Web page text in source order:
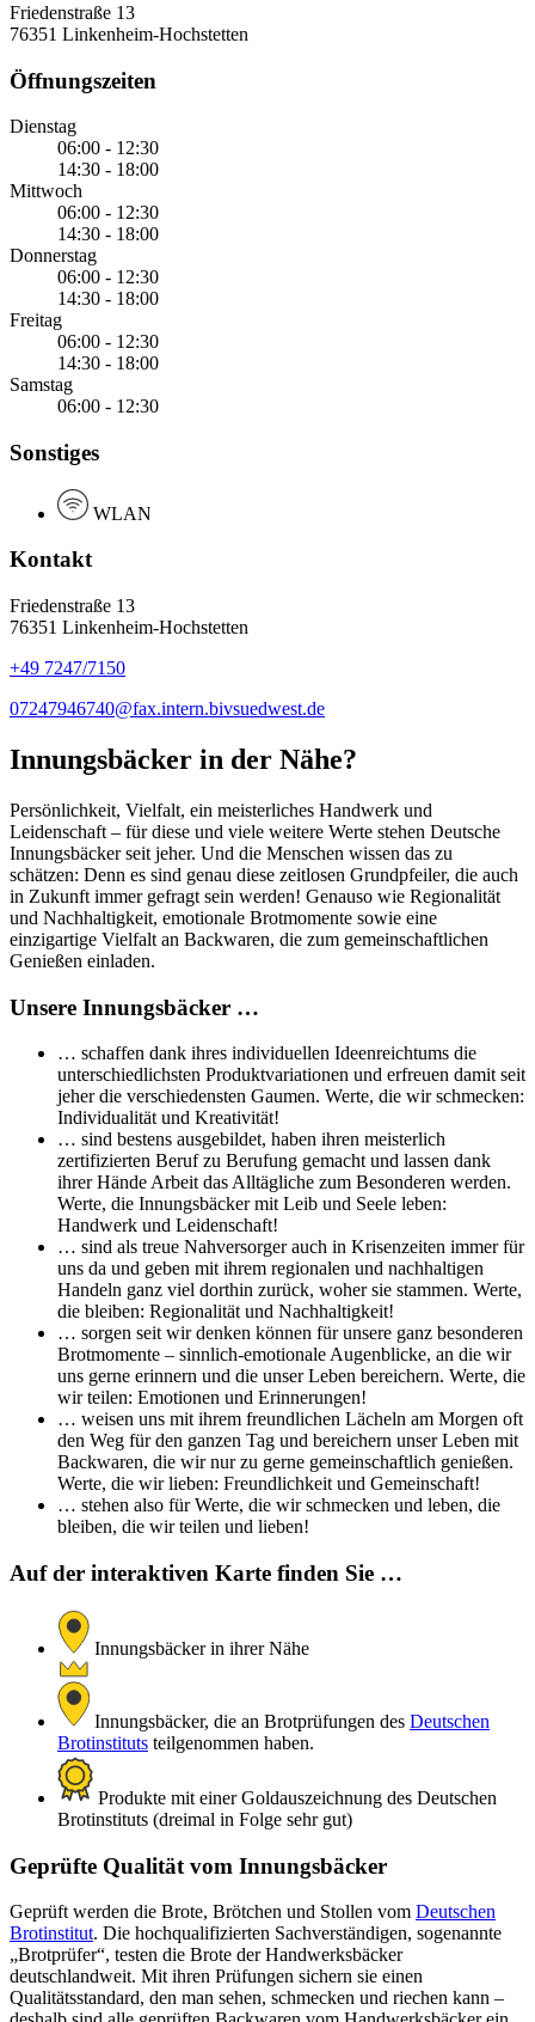
Friedenstraße 13
76351 Linkenheim-Hochstetten
Öffnungszeiten
Dienstag
06:00 - 12:30
14:30 - 18:00
Mittwoch
06:00 - 12:30
14:30 - 18:00
Donnerstag
06:00 - 12:30
14:30 - 18:00
Freitag
06:00 - 12:30
14:30 - 18:00
Samstag
06:00 - 12:30
Sonstiges
WLAN
Kontakt
Friedenstraße 13
76351 Linkenheim-Hochstetten
+49 7247/7150
07247946740@fax.intern.bivsuedwest.de
Innungsbäcker in der Nähe?
Persönlichkeit, Vielfalt, ein meisterliches Handwerk und
Leidenschaft – für diese und viele weitere Werte stehen Deutsche
Innungsbäcker seit jeher. Und die Menschen wissen das zu
schätzen: Denn es sind genau diese zeitlosen Grundpfeiler, die auch
in Zukunft immer gefragt sein werden! Genauso wie Regionalität
und Nachhaltigkeit, emotionale Brotmomente sowie eine
einzigartige Vielfalt an Backwaren, die zum gemeinschaftlichen
Genießen einladen.
Unsere Innungsbäcker …
… schaffen dank ihres individuellen Ideenreichtums die
unterschiedlichsten Produktvariationen und erfreuen damit seit
jeher die verschiedensten Gaumen. Werte, die wir schmecken:
Individualität und Kreativität!
… sind bestens ausgebildet, haben ihren meisterlich
zertifizierten Beruf zu Berufung gemacht und lassen dank
ihrer Hände Arbeit das Alltägliche zum Besonderen werden.
Werte, die Innungsbäcker mit Leib und Seele leben:
Handwerk und Leidenschaft!
… sind als treue Nahversorger auch in Krisenzeiten immer für
uns da und geben mit ihrem regionalen und nachhaltigen
Handeln ganz viel dorthin zurück, woher sie stammen. Werte,
die bleiben: Regionalität und Nachhaltigkeit!
… sorgen seit wir denken können für unsere ganz besonderen
Brotmomente – sinnlich-emotionale Augenblicke, an die wir
uns gerne erinnern und die unser Leben bereichern. Werte, die
wir teilen: Emotionen und Erinnerungen!
… weisen uns mit ihrem freundlichen Lächeln am Morgen oft
den Weg für den ganzen Tag und bereichern unser Leben mit
Backwaren, die wir nur zu gerne gemeinschaftlich genießen.
Werte, die wir lieben: Freundlichkeit und Gemeinschaft!
… stehen also für Werte, die wir schmecken und leben, die
bleiben, die wir teilen und lieben!
Auf der interaktiven Karte finden Sie …
Innungsbäcker in ihrer Nähe
Innungsbäcker, die an Brotprüfungen des Deutschen
Brotinstituts teilgenommen haben.
Produkte mit einer Goldauszeichnung des Deutschen
Brotinstituts (dreimal in Folge sehr gut)
Geprüfte Qualität vom Innungsbäcker
Geprüft werden die Brote, Brötchen und Stollen vom Deutschen
Brotinstitut. Die hochqualifizierten Sachverständigen, sogenannte
„Brotprüfer“, testen die Brote der Handwerksbäcker
deutschlandweit. Mit ihren Prüfungen sichern sie einen
Qualitätsstandard, den man sehen, schmecken und riechen kann –